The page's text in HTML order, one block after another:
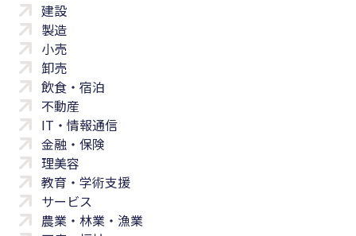
建設
製造
小売
卸売
飲食・宿泊
不動産
IT・情報通信
金融・保険
理美容
教育・学術支援
サービス
農業・林業・漁業